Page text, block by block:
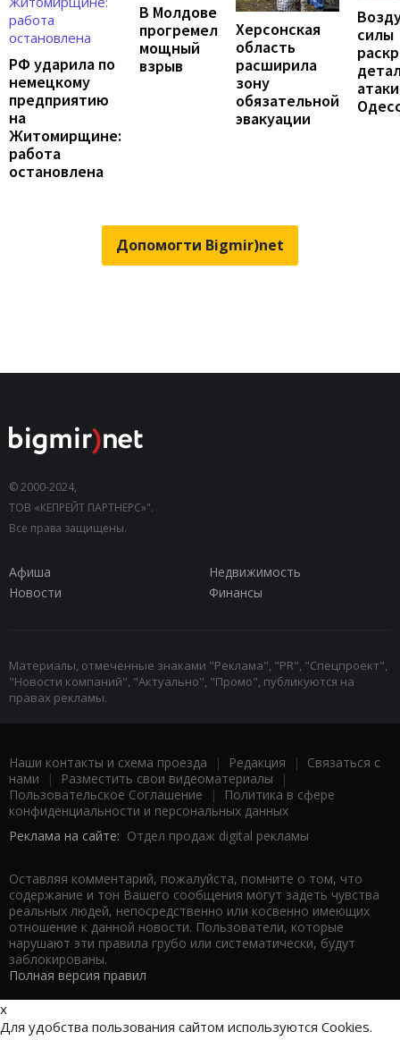
РФ ударила по
немецкому
предприятию
на
Житомирщине:
работа
остановлена
В Молдове
прогремел
мощный
взрыв
Херсонская
область
расширила
зону
обязательной
эвакуации
силы
Допомогти Bigmir)net
© 2000-2024,
ТОВ «КЕПРЕЙТ ПАРТНЕРС»".
Все права защищены.
Афиша
Недвижимость
Новости
Финансы
Материалы, отмеченные знаками "Реклама", "PR", "Спецпроект",
"Новости компаний", "Актуально", "Промо", публикуются на
правах рекламы.
Наши контакты и схема проезда | Редакция | Связаться с
нами | Разместить свои видеоматериалы |
Пользовательское Соглашение |
Политика в сфере
конфиденциальности и персональных данных
Реклама на сайте: Отдел продаж digital рекламы
Оставляя комментарий, пожалуйста, помните о том, что
содержание и тон Вашего сообщения могут задеть чувства
реальных людей, непосредственно или косвенно имеющих
отношение к данной новости. Пользователи, которые
нарушают эти правила грубо или систематически, будут
заблокированы.
Полная версия правил
x
Для удобства пользования сайтом используются Cookies.